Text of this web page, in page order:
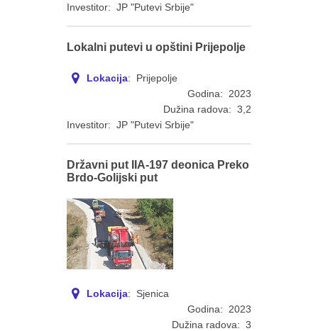
Investitor: JP "Putevi Srbije"
Lokalni putevi u opštini Prijepolje
Lokacija: Prijepolje
Godina: 2023
Dužina radova: 3,2
Investitor: JP "Putevi Srbije"
Državni put IIA-197 deonica Preko
Brdo-Golijski put
Lokacija: Sjenica
Godina: 2023
Dužina radova: 3